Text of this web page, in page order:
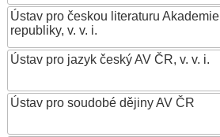
Ústav pro českou literaturu
republiky, v. v. i.
Ústav pro jazyk český AV ČR, v. v. i.
Ústav pro soudobé dějiny AV ČR